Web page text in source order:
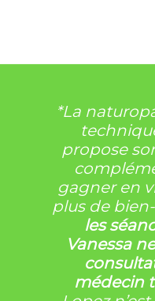
*La
propose
gagner en
plus de
les
Vanessa
médecin